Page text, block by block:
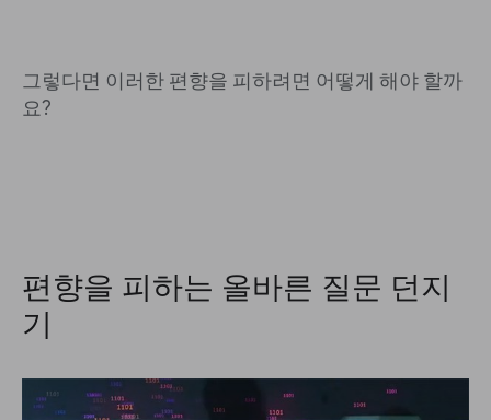
그렇다면 이러한 편향을 피하려면 어떻게 해야 할까
요?
편향을 피하는 올바른 질문 던지
기